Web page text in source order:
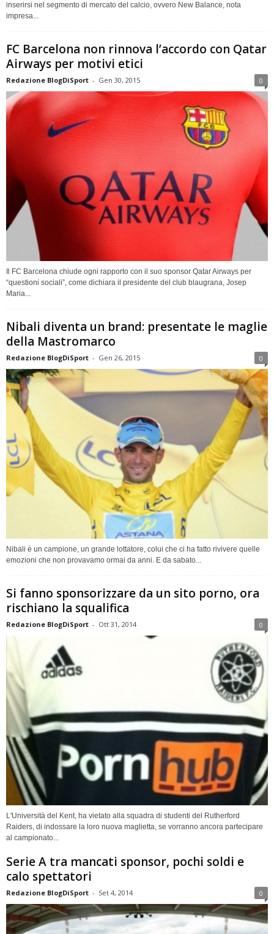
inserirsi nel segmento di mercato del calcio, ovvero New Balance, nota
impresa...
FC Barcelona non rinnova l’accordo con Qatar
Airways per motivi etici
Redazione BlogDiSport - Gen 30, 2015 0
Il FC Barcelona chiude ogni rapporto con il suo sponsor Qatar Airways per
“questioni sociali”, come dichiara il presidente del club blaugrana, Josep
Maria...
Nibali diventa un brand: presentate le maglie
della Mastromarco
Redazione BlogDiSport - Gen 26, 2015 0
Nibali è un campione, un grande lottatore, colui che ci ha fatto rivivere quelle
emozioni che non provavamo ormai da anni. E da sabato...
Si fanno sponsorizzare da un sito porno, ora
rischiano la squalifica
Redazione BlogDiSport - Ott 31, 2014 0
L'Università del Kent, ha vietato alla squadra di studenti del Rutherford
Raiders, di indossare la loro nuova maglietta, se vorranno ancora partecipare
al campionato...
Serie A tra mancati sponsor, pochi soldi e
calo spettatori
Redazione BlogDiSport - Set 4, 2014 0